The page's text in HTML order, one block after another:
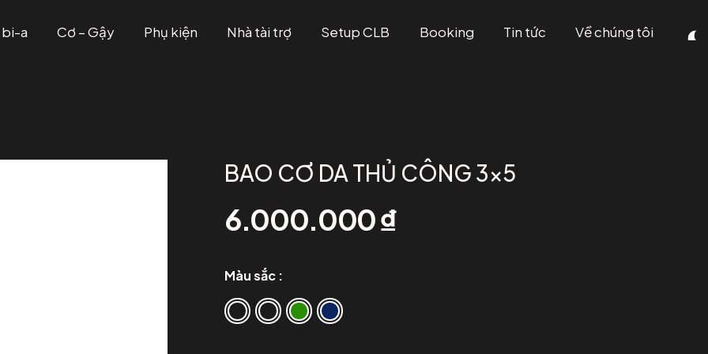
bi-a Cơ – Gậy Phụ kiện Nhà tài trợ Setup CLB Booking Tin tức Về chúng tôi
BAO CƠ DA THỦ CÔNG 3×5
6.000.000₫
Màu sắc